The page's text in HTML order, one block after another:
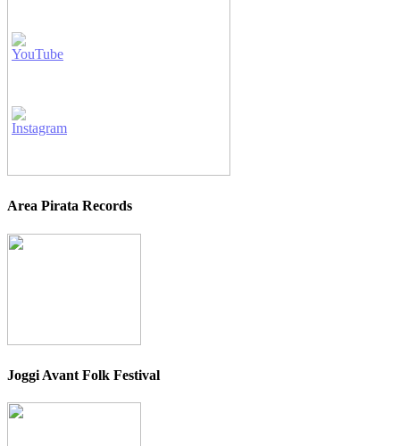
Area Pirata Records
Joggi Avant Folk Festival